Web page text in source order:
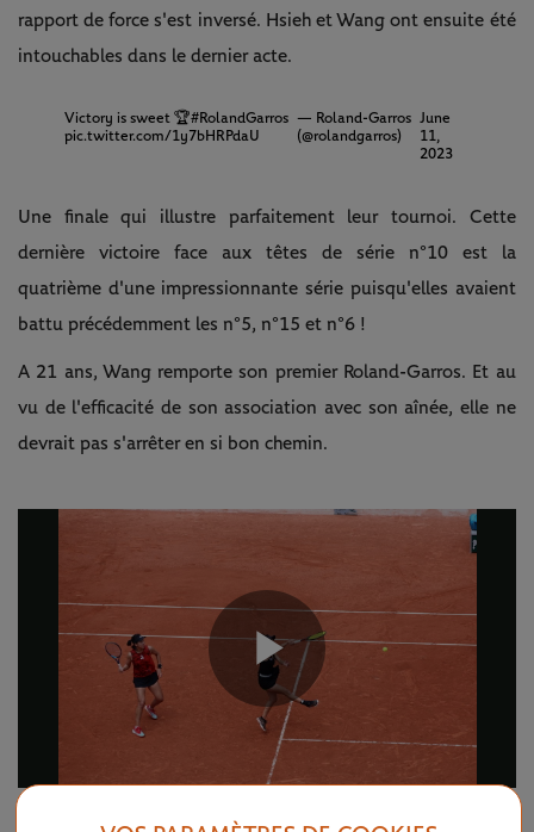
rapport de force s'est inversé. Hsieh et Wang ont ensuite été
intouchables dans le dernier acte.
Victory is sweet 🏆#RolandGarros
pic.twitter.com/1y7bHRPdaU
— Roland-Garros
(@rolandgarros)
June
11,
2023
Une finale qui illustre parfaitement leur tournoi. Cette
dernière victoire face aux têtes de série n°10 est la
quatrième d'une impressionnante série puisqu'elles avaient
battu précédemment les n°5, n°15 et n°6 !
A 21 ans, Wang remporte son premier Roland-Garros. Et au
vu de l'efficacité de son association avec son aînée, elle ne
devrait pas s'arrêter en si bon chemin.
Play